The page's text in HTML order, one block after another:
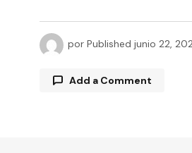
por Published junio 22,
Add a Comment